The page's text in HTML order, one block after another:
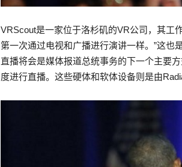
VRScout是一家位于洛杉矶的VR公司，其工
第一次通过电视和广播进行演讲一样。”这也
直播将会是媒体报道总统事务的下一个主要
度进行直播。这些硬体和软体设备则是由